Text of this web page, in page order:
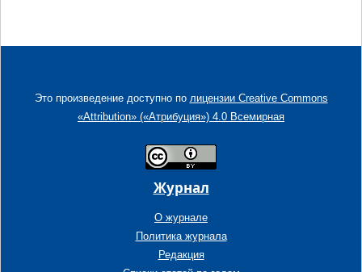
Это произведение доступно по лицензии Creative Commons
«Attribution» («Атрибуция») 4.0 Всемирная
Журнал
О журнале
Политика журнала
Редакция